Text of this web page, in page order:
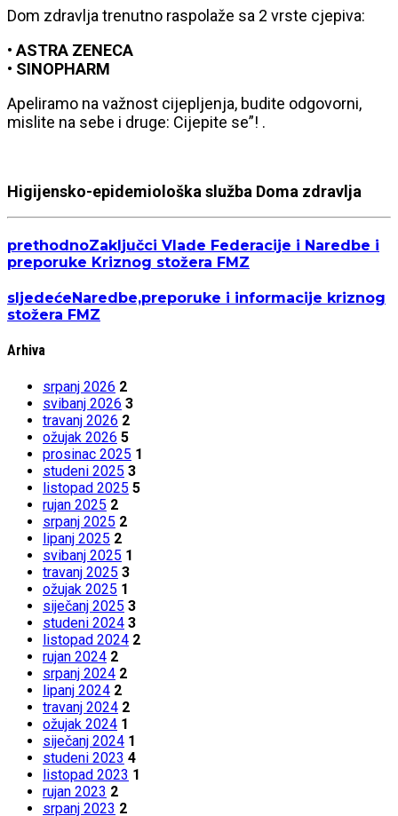
Dom zdravlja trenutno raspolaže sa 2 vrste cjepiva:
• ASTRA ZENECA
• SINOPHARM
Apeliramo na važnost cijepljenja, budite odgovorni,
mislite na sebe i druge: Cijepite se”! .
Higijensko-epidemiološka služba Doma zdravlja
prethodnoZaključci Vlade Federacije i Naredbe i
preporuke Kriznog stožera FMZ
sljedeće Naredbe,preporuke i informacije kriznog
stožera FMZ
Arhiva
srpanj 2026 2
svibanj 2026 3
travanj 2026 2
ožujak 2026 5
prosinac 2025 1
studeni 2025 3
listopad 2025 5
rujan 2025 2
srpanj 2025 2
lipanj 2025 2
svibanj 2025 1
travanj 2025 3
ožujak 2025 1
siječanj 2025 3
studeni 2024 3
listopad 2024 2
rujan 2024 2
srpanj 2024 2
lipanj 2024 2
travanj 2024 2
ožujak 2024 1
siječanj 2024 1
studeni 2023 4
listopad 2023 1
rujan 2023 2
srpanj 2023 2